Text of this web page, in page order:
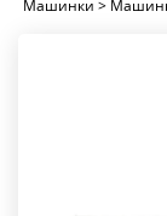
Машинки >